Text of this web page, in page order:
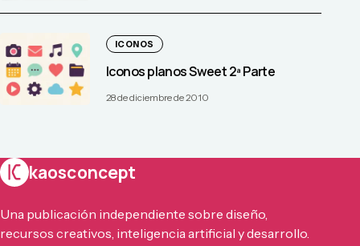
ICONOS
Iconos planos Sweet 2ª Parte
28 de diciembre de 2010
kaosconcept
Una publicación independiente sobre diseño,
recursos creativos, inteligencia artificial y desarrollo.